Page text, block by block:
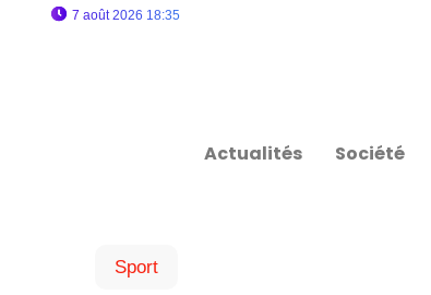
7 août 2026 18:35
Actualités Société
Sport